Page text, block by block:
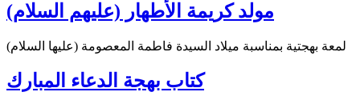
مولد كريمة الأطهار (عليهم السلام)
لمعة بهجتية بمناسبة ميلاد السيدة فاطمة المعصومة (عليها السلام)
كتاب بهجة الدعاء المبارك